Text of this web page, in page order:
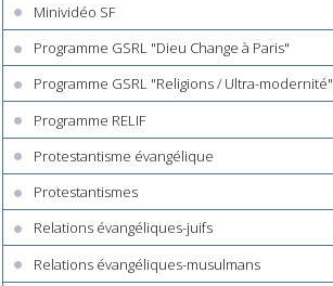
Minividéo SF
Programme GSRL "Dieu Change à Paris"
Programme GSRL "Religions / Ultra-modernité"
Programme RELIF
Protestantisme évangélique
Protestantismes
Relations évangéliques-juifs
Relations évangéliques-musulmans